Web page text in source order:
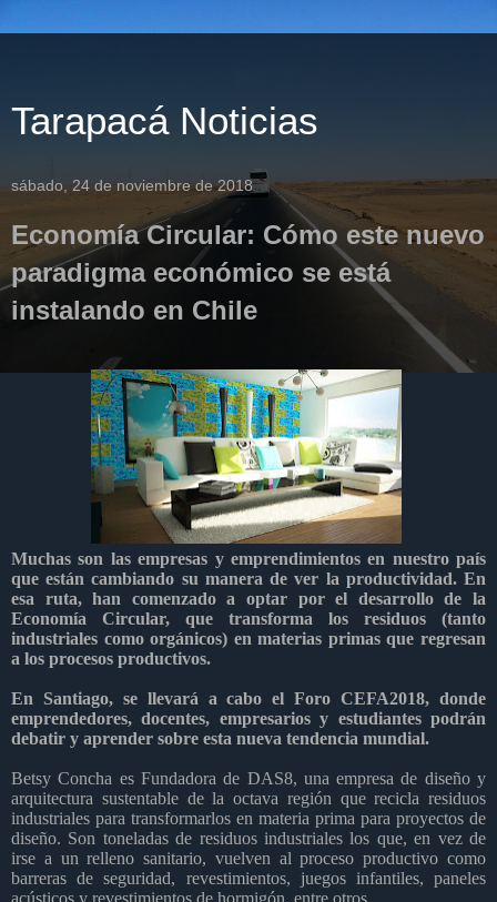
Tarapacá Noticias
sábado, 24 de noviembre de 2018
Economía Circular: Cómo este nuevo
paradigma económico se está
instalando en Chile
Muchas son las empresas y emprendimientos en nuestro país
que están cambiando su manera de ver la productividad. En
esa ruta, han comenzado a optar por el desarrollo de la
Economía Circular, que transforma los residuos (tanto
industriales como orgánicos) en materias primas que regresan
a los procesos productivos.
En Santiago, se llevará a cabo el Foro CEFA2018, donde
emprendedores, docentes, empresarios y estudiantes podrán
debatir y aprender sobre esta nueva tendencia mundial.
Betsy Concha es Fundadora de DAS8, una empresa de diseño y
arquitectura sustentable de la octava región que recicla residuos
industriales para transformarlos en materia prima para proyectos de
diseño. Son toneladas de residuos industriales los que, en vez de
irse a un relleno sanitario, vuelven al proceso productivo como
barreras de seguridad, revestimientos, juegos infantiles, paneles
acústicos y revestimientos de hormigón, entre otros.